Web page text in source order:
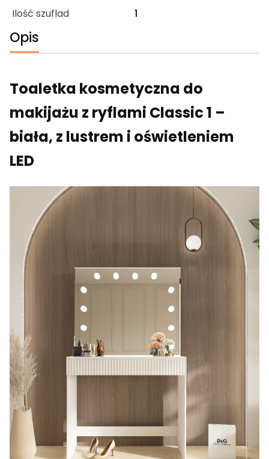
Ilość szuflad
1
Opis
Toaletka kosmetyczna do
makijażu z ryflami Classic1 –
biała, z lustrem i oświetleniem
LED